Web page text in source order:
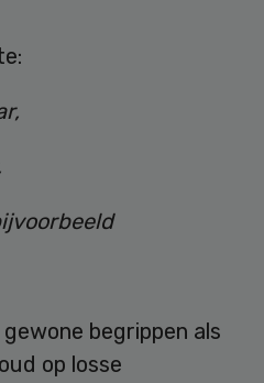
begrippen als
op losse